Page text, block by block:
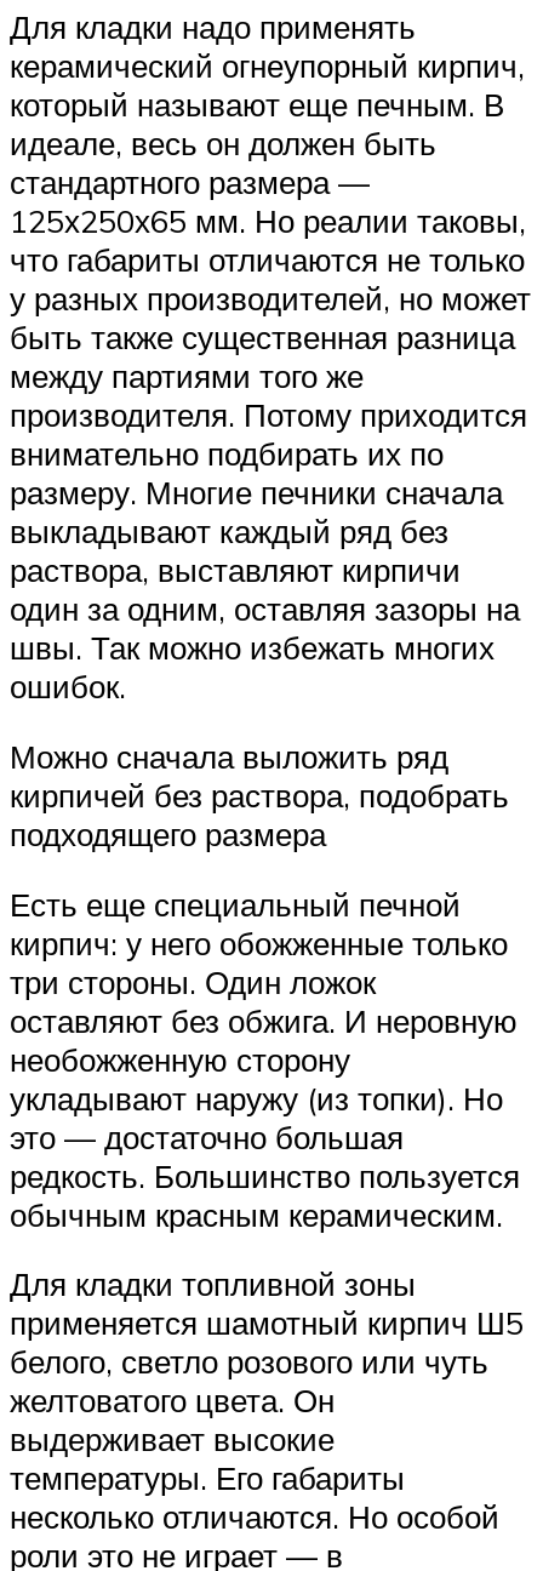
Для кладки надо применять
керамический огнеупорный кирпич,
который называют еще печным. В
идеале, весь он должен быть
стандартного размера —
125х250х65 мм. Но реалии таковы,
что габариты отличаются не только
у разных производителей, но может
быть также существенная разница
между партиями того же
производителя. Потому приходится
внимательно подбирать их по
размеру. Многие печники сначала
выкладывают каждый ряд без
раствора, выставляют кирпичи
один за одним, оставляя зазоры на
швы. Так можно избежать многих
ошибок.
Можно сначала выложить ряд
кирпичей без раствора, подобрать
подходящего размера
Есть еще специальный печной
кирпич: у него обожженные только
три стороны. Один ложок
оставляют без обжига. И неровную
необожженную сторону
укладывают наружу (из топки). Но
это — достаточно большая
редкость. Большинство пользуется
обычным красным керамическим.
Для кладки топливной зоны
применяется шамотный кирпич Ш5
белого, светло розового или чуть
желтоватого цвета. Он
выдерживает высокие
температуры. Его габариты
несколько отличаются. Но особой
роли это не играет — в